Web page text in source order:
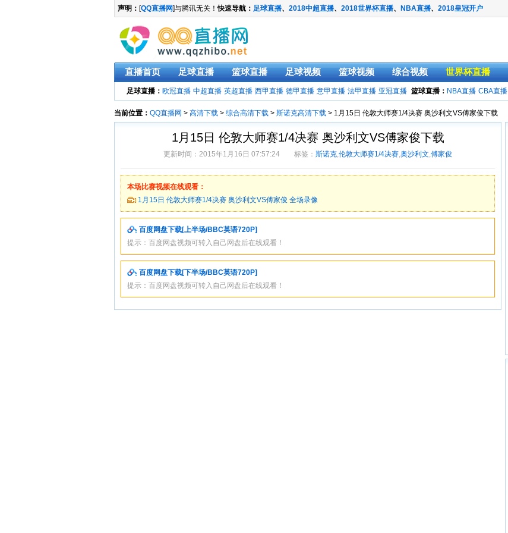
声明： [QQ直播网]与腾讯无关！快速导航： 足球直播、 2018中超直播、 2018世界杯直播、 NBA直播、 2018皇冠开户
直播首页 足球直播 篮球直播 足球视频 篮球视频 综合视频 世界杯直播
足球直播： 欧冠直播 中超直播 英超直播 西甲直播 德甲直播 意甲直播 法甲直播 亚冠直播 篮球直播： NBA直播 CBA直播
当前位置： QQ直播网 > 高清下载 > 综合高清下载 > 斯诺克高清下载 > 1月15日 伦敦大师赛1/4决赛 奥沙利文VS傅家俊下载
1月15日 伦敦大师赛1/4决赛 奥沙利文VS傅家俊下载
更新时间：2015年1月16日 07:57:24 标签： 斯诺克,伦敦大师赛1/4决赛,奥沙利文,傅家俊
本场比赛视频在线观看：
1月15日 伦敦大师赛1/4决赛 奥沙利文VS傅家俊 全场录像
百度网盘下载[上半场/BBC英语720P]
提示：百度网盘视频可转入自己网盘后在线观看！
百度网盘下载[下半场/BBC英语720P]
提示：百度网盘视频可转入自己网盘后在线观看！